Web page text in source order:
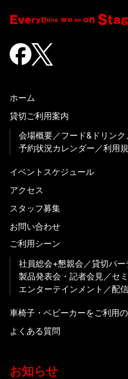
ホーム
貸切ご利用案内
会場概要
フード&ドリンク
予約状況カレンダー
利用
イベントスケジュール
アクセス
スタッフ募集
お問い合わせ
ご利用シーン
社員総会+懇親会
貸切パー
製品発表会・記者会見
セ
エンターテインメント
配信
車椅子・ベビーカーをご利用
よくある質問
お知らせ